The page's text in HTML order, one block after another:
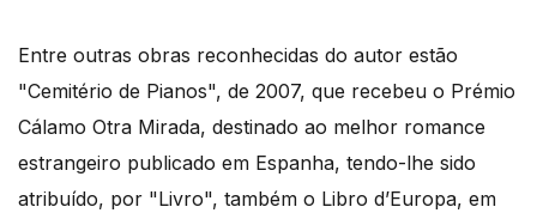
Entre outras obras reconhecidas do autor estão
"Cemitério de Pianos", de 2007, que recebeu o Prémio
Cálamo Otra Mirada, destinado ao melhor romance
estrangeiro publicado em Espanha, tendo-lhe sido
atribuído, por "Livro", também o Libro d’Europa, em